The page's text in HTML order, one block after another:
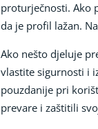
proturječnosti. Ako
da je profil lažan.
Ako nešto djeluje
vlastite sigurnosti i
pouzdanije pri
prevare i zaštitili